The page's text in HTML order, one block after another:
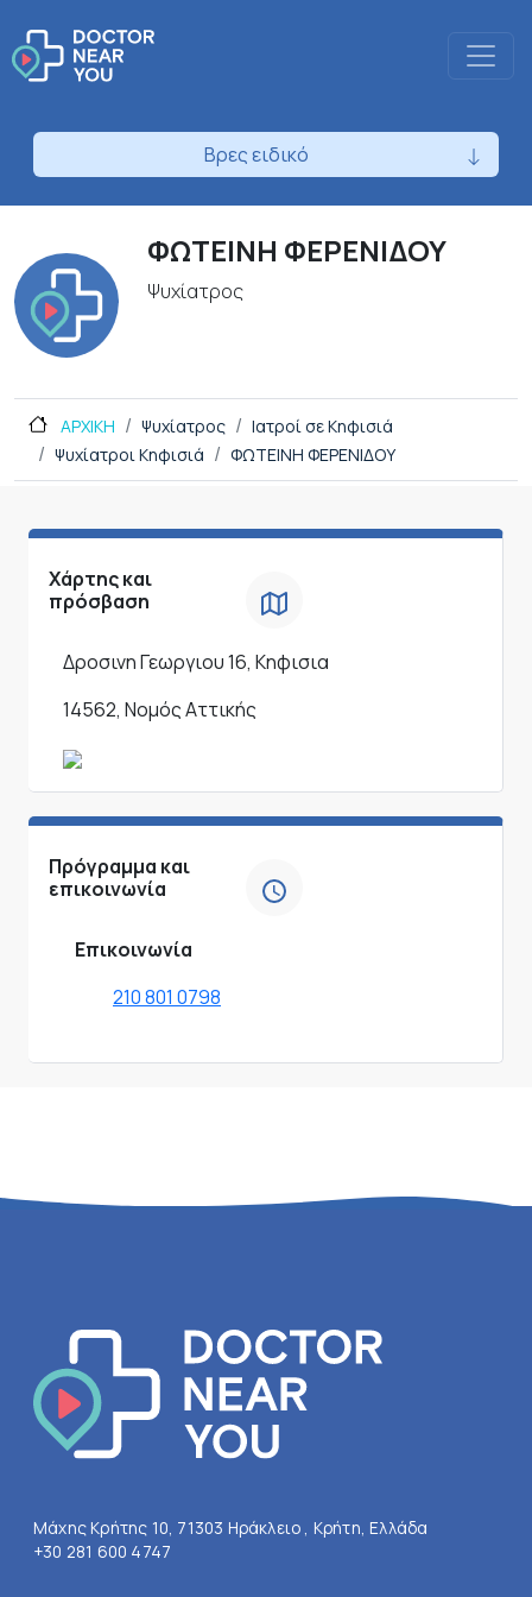
Βρες ειδικό
ΦΩΤΕΙΝΗ ΦΕΡΕΝΙΔΟΥ
Ψυχίατρος
ΑΡΧΙΚΗ Ψυχίατρος
Ιατροί σε Κηφισιά
Ψυχίατροι Κηφισιά
ΦΩΤΕΙΝΗ ΦΕΡΕΝΙΔΟΥ
Χάρτης και
πρόσβαση
Δροσινη Γεωργιου 16, Κηφισια
14562, Νομός Αττικής
Πρόγραμμα και
επικοινωνία
Επικοινωνία
210 801 0798
Μάχης Κρήτης 10, 71303 Ηράκλειο , Κρήτη, Ελλάδα
+30 281 600 4747